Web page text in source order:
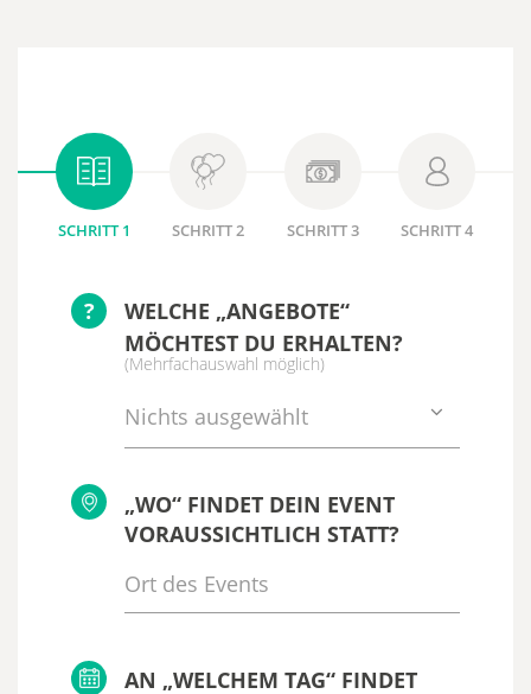
SCHRITT 1 SCHRITT 2 SCHRITT 3 SCHRITT 4
?
WELCHE „ANGEBOTE“
MÖCHTEST DU ERHALTEN?
(Mehrfachauswahl möglich)
Nichts ausgewählt
„WO“ FINDET DEIN EVENT
VORAUSSICHTLICH STATT?
AN „WELCHEM TAG“ FINDET